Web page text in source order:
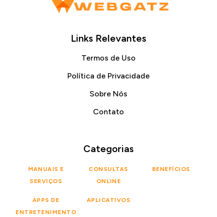
Links Relevantes
Termos de Uso
Política de Privacidade
Sobre Nós
Contato
Categorias
MANUAIS E
SERVIÇOS
CONSULTAS
ONLINE
BENEFÍCIOS
APPS DE
ENTRETENIMENTO
APLICATIVOS